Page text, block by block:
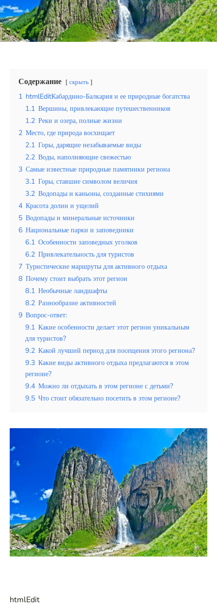
Эквадор
Топ мест отдыха
Кавказские Минеральные Воды
Калининград
Крым
Сочи
Египет
ОАЭ
Таиланд
Турция
Шри-Ланка
Вид отдыха
Горы
Море
Вилейское водохранилище –
жемчужина природы и инженерного
искусства
Содержание скрыть
1 htmlEditКабардино-Балкария и ее природные богатства
1.1 Вершины, привлекающие путешественников
1.2 Реки и озера, полные жизни
2 Место, где природа восхищает
2.1 Горы, дарящие незабываемые виды
2.2 Воды, наполняющие свежестью
3 Самые известные природные памятники региона
3.1 Горы, ставшие символом величия
3.2 Водопады и каньоны, созданные стихиями
4 Красота долин и ущелий
5 Водопады и минеральные источники
6 Национальные парки и заповедники
6.1 Особенности заповедных уголков
6.2 Привлекательность для туристов
7 Туристические маршруты для активного отдыха
8 Почему стоит выбрать этот регион
8.1 Необычные ландшафты
8.2 Разнообразие активностей
9 Вопрос-ответ:
9.1 Какие особенности делает этот регион уникальным
для туристов?
9.2 Какой лучший период для посещения этого региона?
9.3 Какие виды активного отдыха предлагаются в этом
регионе?
9.4 Можно ли отдыхать в этом регионе с детьми?
9.5 Что стоит обязательно посетить в этом регионе?
htmlEdit